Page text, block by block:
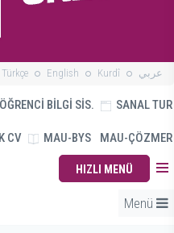
Türkçe English Kurdî عربي
ÖĞRENCİ BİLGİ SİS. SANAL TUR
CV MAU-BYS MAU-ÇÖZMER
HIZLI MENÜ
Menü